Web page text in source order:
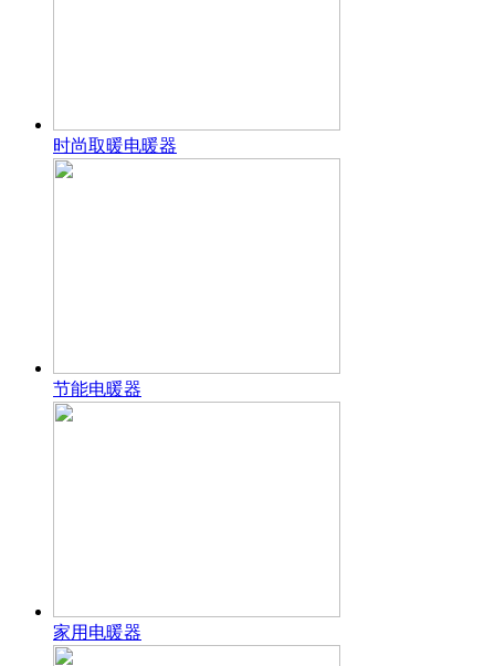
时尚取暖电暖器
节能电暖器
家用电暖器